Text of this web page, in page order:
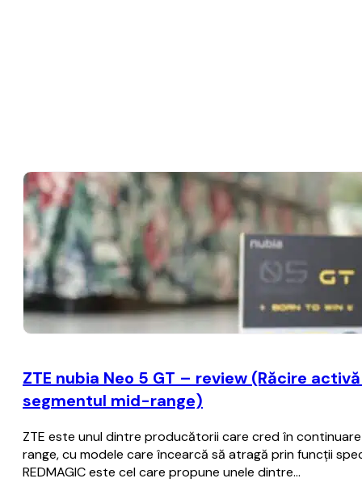
ZTE nubia Neo 5 GT – review (Răcire
segmentul mid-range)
ZTE este unul dintre producătorii care cred în
range, cu modele care încearcă să atragă prin funcții
REDMAGIC este cel care propune unele dintre…